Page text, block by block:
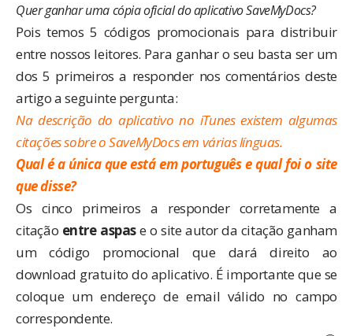
Quer ganhar uma cópia oficial do aplicativo SaveMyDocs?
Pois temos 5 códigos promocionais para distribuir
entre nossos leitores. Para ganhar o seu basta ser um
dos 5 primeiros a responder nos comentários deste
artigo a seguinte pergunta:
Na descrição do aplicativo no iTunes existem algumas
citações sobre o SaveMyDocs em várias línguas.
Qual é a única que está em português e qual foi o site
que disse?
Os cinco primeiros a responder corretamente a
citação entre aspase o site autor da citação ganham
um código promocional que dará direito ao
download gratuito do aplicativo. É importante que se
coloque um endereço de email válido no campo
correspondente.